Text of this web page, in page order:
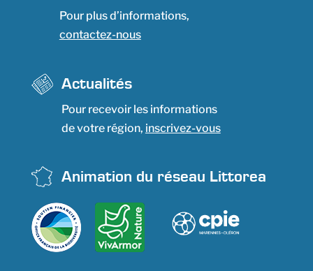
Pour plus d’informations,
contactez-nous
Actualités
Pour recevoir les informations
de votre région, inscrivez-vous
Animation du réseau Littorea